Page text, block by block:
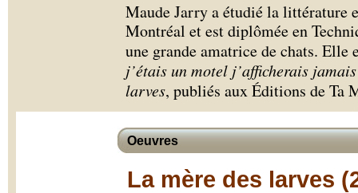
Maude Jarry a étudié la littérature
Montréal et est diplômée en
une grande amatrice de chats.
j’étais un motel j’afficherais
larves, publiés aux Éditions de Ta
Oeuvres
La mère des larves